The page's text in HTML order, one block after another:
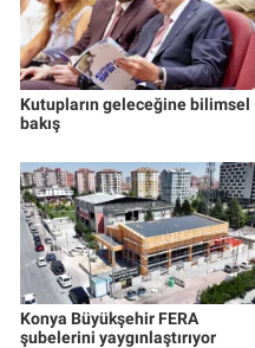
Kutupların geleceğine bilimsel
bakış
Konya Büyükşehir FERA
şubelerini yaygınlaştırıyor